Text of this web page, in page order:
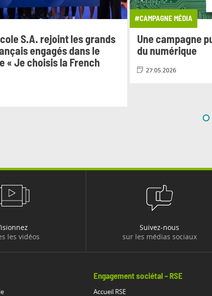
S.A. rejoint les grands
engagés dans le
« Je choisis la French
#CAMPAGNE MÉDIA
Une campagne
du numérique
27.05.2026
les vidéos
Suivez-nous
sur les médias sociaux
Engagement sociétal – RSE
Accueil RSE